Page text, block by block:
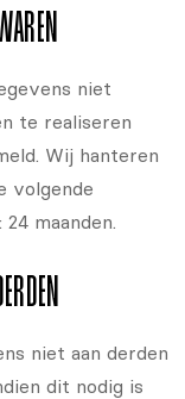
niet
te realiseren
Wij hanteren
volgende
maanden.
niet aan derden
dit nodig is